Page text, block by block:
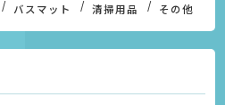
バスマット 清掃用品 その他